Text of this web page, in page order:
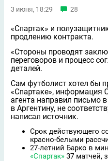
3 июня, 18:29 28
«Спартак» и
продлению контракта.
«Стороны проводят
переговоров и процесс
деталей.
Сам футболист хотел бы
«Спартаке», информация
агента направил письмо
в Аргентину, не
написал источник.
Срок действующего
красно-белыми
27-летний Барко в
«Спартак» 37 матчей,